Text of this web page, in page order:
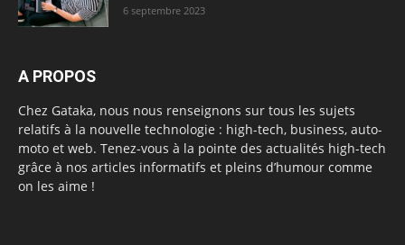
6 septembre 2023
A PROPOS
Chez Gataka, nous nous renseignons sur tous les sujets
relatifs à la nouvelle technologie : high-tech, business, auto-
moto et web. Tenez-vous à la pointe des actualités high-tech
grâce à nos articles informatifs et pleins d’humour comme
on les aime !